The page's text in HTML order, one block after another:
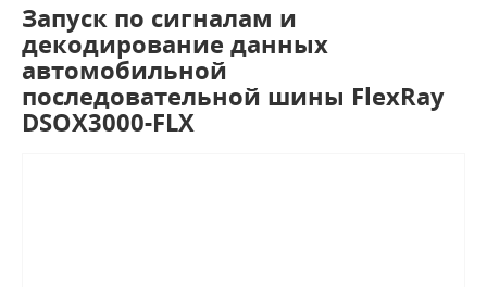
Запуск по сигналам и
декодирование данных
автомобильной
последовательной шины FlexRay
DSOX3000-FLX